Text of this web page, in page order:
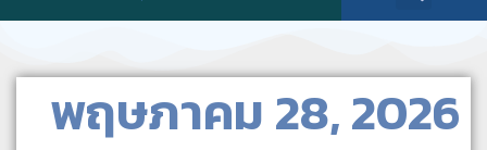
พฤษภาคม 28, 2026